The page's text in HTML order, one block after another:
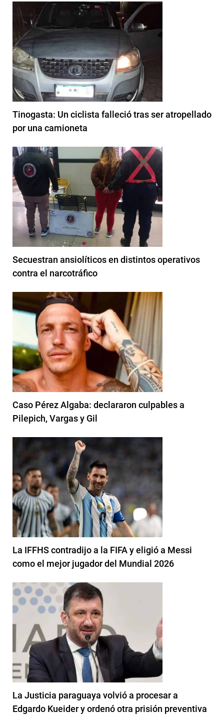
Tinogasta: Un ciclista falleció tras ser atropellado
por una camioneta
Secuestran ansiolíticos en distintos operativos
contra el narcotráfico
Caso Pérez Algaba: declararon culpables a
Pilepich, Vargas y Gil
La IFFHS contradijo a la FIFA y eligió a Messi
como el mejor jugador del Mundial 2026
La Justicia paraguaya volvió a procesar a
Edgardo Kueider y ordenó otra prisión preventiva